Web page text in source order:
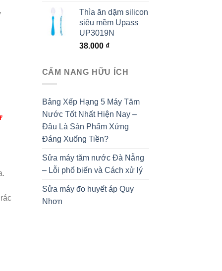
Thìa ăn dặm silicon
siêu mềm Upass
UP3019N
38.000 ₫
CẨM NANG HỮU ÍCH
Bảng Xếp Hạng 5 Máy Tăm
Nước Tốt Nhất Hiện Nay –
Đâu Là Sản Phẩm Xứng
Đáng Xuống Tiền?
Sửa máy tăm nước Đà Nẵng
– Lỗi phổ biến và Cách xử lý
Sửa máy đo huyết áp Quy
Nhơn